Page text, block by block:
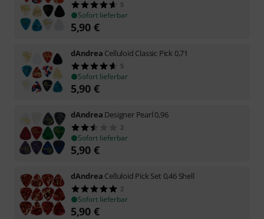
5
Sofort lieferbar
5,90 €
dAndrea Celluloid Classic Pick 0,71
5
Sofort lieferbar
5,90 €
dAndrea Designer Pearl 0,96
2
Sofort lieferbar
5,90 €
dAndrea Celluloid Pick Set 0,46 Shell
2
Sofort lieferbar
5,90 €